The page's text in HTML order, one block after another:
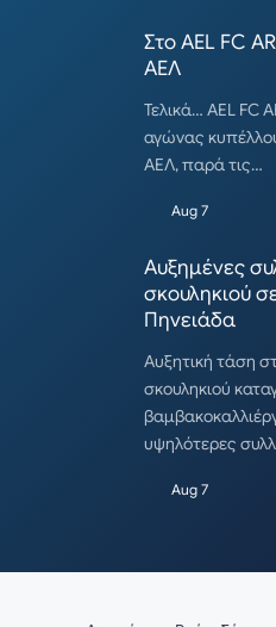
Στο AEL FC
ΑΕΛ
Τελικά… AEL FC
αγώνας
ΑΕΛ, παρά τις…
Aug 7
Αυξημένες
σκουληκιού
Πηνειάδα
Αυξητική τάση
σκουληκιού
υψηλότερες
Aug 7